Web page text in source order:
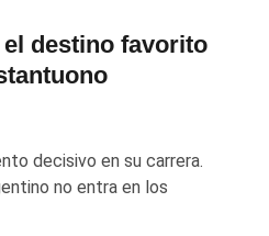
destino favorito
decisivo en su carrera.
no entra en los